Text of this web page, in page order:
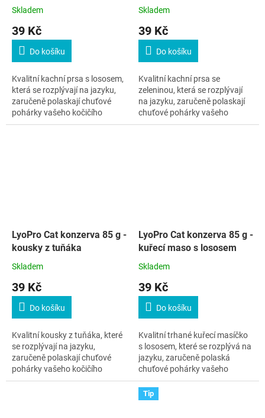
Skladem
39 Kč
Do košíku
Kvalitní kachní prsa s lososem,
která se rozplývají na jazyku,
zaručeně polaskají chuťové
pohárky vašeho kočičího
kamaráda.
Skladem
39 Kč
Do košíku
Kvalitní kachní prsa se
zeleninou, která se rozplývají
na jazyku, zaručeně polaskají
chuťové pohárky vašeho
kočičího kamaráda.
LyoPro Cat konzerva 85 g -
kousky z tuňáka
Skladem
39 Kč
Do košíku
Kvalitní kousky z tuňáka, které
se rozplývají na jazyku,
zaručeně polaskají chuťové
pohárky vašeho kočičího
kamaráda.
LyoPro Cat konzerva 85 g -
kuřecí maso s lososem
Skladem
39 Kč
Do košíku
Kvalitní trhané kuřecí masíčko
s lososem, které se rozplývá na
jazyku, zaručeně polaská
chuťové pohárky vašeho
kočičího kamaráda.
Tip